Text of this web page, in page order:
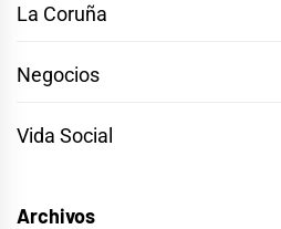
La Coruña
Negocios
Vida Social
Archivos